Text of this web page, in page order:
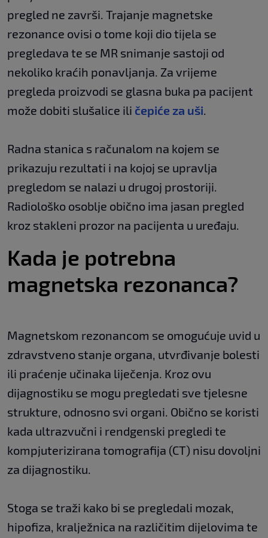
pregled ne završi. Trajanje magnetske
rezonance ovisi o tome koji dio tijela se
pregledava te se MR snimanje sastoji od
nekoliko kraćih ponavljanja. Za vrijeme
pregleda proizvodi se glasna buka pa pacijent
može dobiti slušalice ili čepiće za uši.
Radna stanica s računalom na kojem se
prikazuju rezultati i na kojoj se upravlja
pregledom se nalazi u drugoj prostoriji.
Radiološko osoblje obično ima jasan pregled
kroz stakleni prozor na pacijenta u uređaju.
Kada je potrebna
magnetska rezonanca?
Magnetskom rezonancom se omogućuje uvid u
zdravstveno stanje organa, utvrđivanje bolesti
ili praćenje učinaka liječenja. Kroz ovu
dijagnostiku se mogu pregledati sve tjelesne
strukture, odnosno svi organi. Obično se koristi
kada ultrazvučni i rendgenski pregledi te
kompjuterizirana tomografija (CT) nisu dovoljni
za dijagnostiku.
Stoga se traži kako bi se pregledali mozak,
hipofiza, kralježnica na različitim dijelovima te